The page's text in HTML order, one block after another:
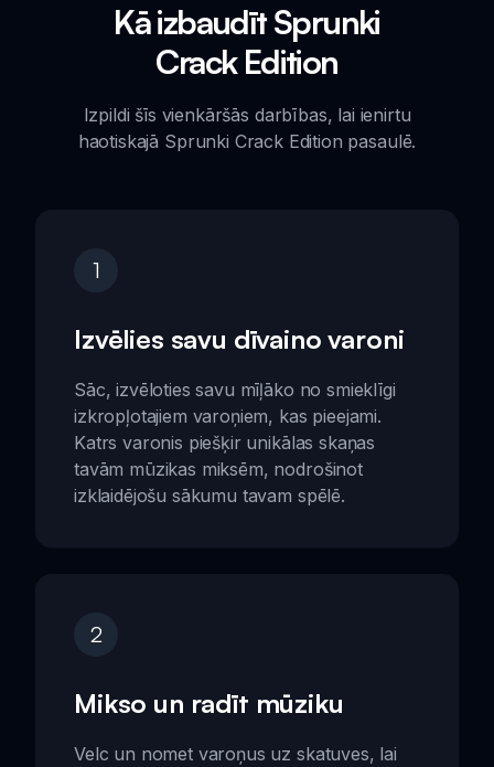
Kā izbaudīt Sprunki
Crack Edition
Izpildi šīs vienkāršās darbības, lai ienirtu
haotiskajā Sprunki Crack Edition pasaulē.
1
Izvēlies savu dīvaino varoni
Sāc, izvēloties savu mīļāko no smieklīgi
izkropļotajiem varoņiem, kas pieejami.
Katrs varonis piešķir unikālas skaņas
tavām mūzikas miksēm, nodrošinot
izklaidējošu sākumu tavam spēlē.
2
Mikso un radīt mūziku
Velc un nomet varoņus uz skatuves, lai